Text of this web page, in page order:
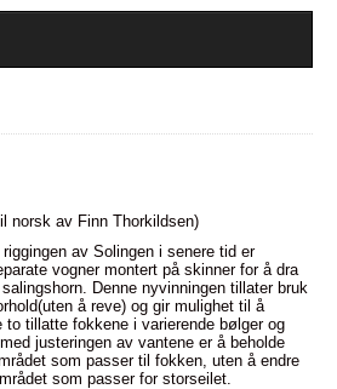
norsk av Finn Thorkildsen)
av Solingen i senere tid er
vogner montert på skinner for å dra
Denne nyvinningen tillater bruk
å reve) og gir mulighet til å
tillatte fokkene i varierende bølger og
justeringen av vantene er å beholde
som passer til fokken, uten å endre
som passer for storseilet.